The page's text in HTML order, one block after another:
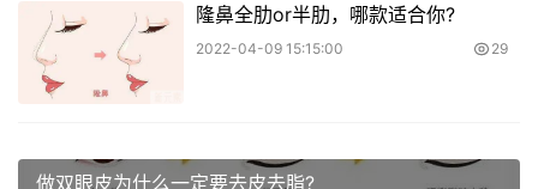
隆鼻全肋or半肋，哪款适合你?
2022-04-09 15:15:00 29
做双眼皮为什么一定要去皮去脂?